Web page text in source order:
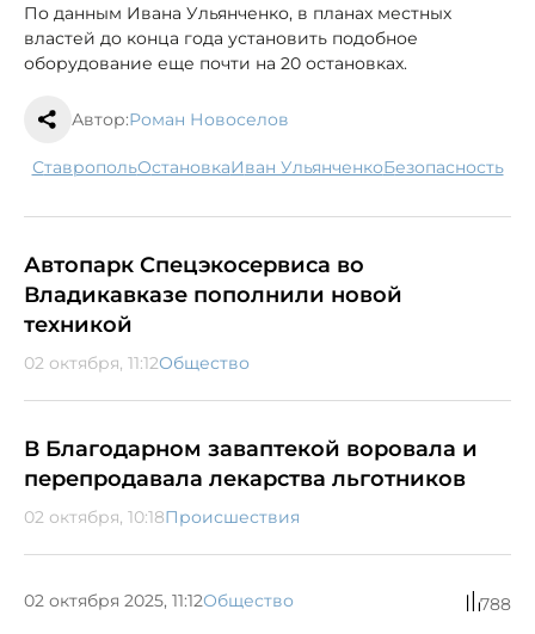
По данным Ивана Ульянченко, в планах местных
властей до конца года установить подобное
оборудование еще почти на 20 остановках.
Автор:Роман Новоселов
Ставрополь остановка Иван Ульянченко безопасность
Автопарк Спецэкосервиса во
Владикавказе пополнили новой
техникой
02 октября, 11:12Общество
В Благодарном заваптекой воровала и
перепродавала лекарства льготников
02 октября, 10:18Происшествия
02 октября 2025, 11:12Общество 788